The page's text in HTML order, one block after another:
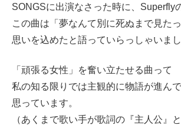
SONGSに出演なさった時に、Superfly
この曲は「夢なんて別に死ぬまで見た
思いを込めたと語っていらっしゃいまし
「頑張る女性」を奮い立たせる曲って
私の知る限りでは主観的に物語が進ん
思っています。
（あくまで歌い手が歌詞の『主人公』